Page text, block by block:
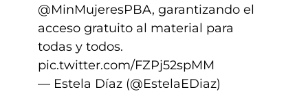
@MinMujeresPBA, garantizando el
acceso gratuito al material para
todas y todos.
pic.twitter.com/FZPj52spMM
— Estela Díaz (@EstelaEDiaz)